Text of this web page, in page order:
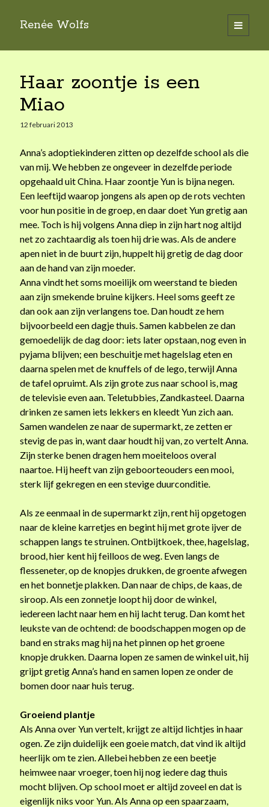
Renée Wolfs
o
p
n
n
u
S
i
d
e
b
a
r
Wereldkind
De Adoptiedialoog
De Cirkel van Verbinding
Interviews
Adoption Conversations
More Adoption Conversations
Healing for Adults Who Grew Up in Adoption or Foster
Care
FAQ / About me
Nieuwsfeed
Ontvang updates van mijn blog via facebook, twitter of rss (zie
hierboven) of vul je emailadres in:
Your email:
Ik gebruik je emailadres nooit voor andere doeleinden.
Categorieën
adoptie
artikel
boekrecensie
column
kort verhaal
nieuws
opvoeding
pleegzorg
verbinding
verlies en rouw
Recente berichten
Afscheid
Begrip, grootste cadeau voor kind met trauma
Stabiele, sensitieve zorg helpt adoptiekinderen
Een volwassen generatie rouwt en geeft betekenis
Haar zoontje is een Miao
Haar zoontje is een
Miao
12 februari 2013
Anna’s adoptiekinderen zitten op dezelfde school als die
van mij. We hebben ze ongeveer in dezelfde periode
opgehaald uit China. Haar zoontje Yun is bijna negen.
Een leeftijd waarop jongens als apen op de rots vechten
voor hun positie in de groep, en daar doet Yun gretig aan
mee. Toch is hij volgens Anna diep in zijn hart nog altijd
net zo zachtaardig als toen hij drie was. Als de andere
apen niet in de buurt zijn, huppelt hij gretig de dag door
aan de hand van zijn moeder.
Anna vindt het soms moeilijk om weerstand te bieden
aan zijn smekende bruine kijkers. Heel soms geeft ze
dan ook aan zijn verlangens toe. Dan houdt ze hem
bijvoorbeeld een dagje thuis. Samen kabbelen ze dan
gemoedelijk de dag door: iets later opstaan, nog even in
pyjama blijven; een beschuitje met hagelslag eten en
daarna spelen met de knuffels of de lego, terwijl Anna
de tafel opruimt. Als zijn grote zus naar school is, mag
de televisie even aan. Teletubbies, Zandkasteel. Daarna
drinken ze samen iets lekkers en kleedt Yun zich aan.
Samen wandelen ze naar de supermarkt, ze zetten er
stevig de pas in, want daar houdt hij van, zo vertelt Anna.
Zijn sterke benen dragen hem moeiteloos overal
naartoe. Hij heeft van zijn geboorteouders een mooi,
sterk lijf gekregen en een stevige duurconditie.
Als ze eenmaal in de supermarkt zijn, rent hij opgetogen
naar de kleine karretjes en begint hij met grote ijver de
schappen langs te struinen. Ontbijtkoek, thee, hagelslag,
brood, hier kent hij feilloos de weg. Even langs de
flesseneter, op de knopjes drukken, de groente afwegen
en het bonnetje plakken. Dan naar de chips, de kaas, de
siroop. Als een zonnetje loopt hij door de winkel,
iedereen lacht naar hem en hij lacht terug. Dan komt het
leukste van de ochtend: de boodschappen mogen op de
band en straks mag hij na het pinnen op het groene
knopje drukken. Daarna lopen ze samen de winkel uit, hij
grijpt gretig Anna’s hand en samen lopen ze onder de
bomen door naar huis terug.
Groeiend plantje
Als Anna over Yun vertelt, krijgt ze altijd lichtjes in haar
ogen. Ze zijn duidelijk een goeie match, dat vind ik altijd
heerlijk om te zien. Allebei hebben ze een beetje
heimwee naar vroeger, toen hij nog iedere dag thuis
mocht blijven. Op school moet er altijd zoveel en dat is
eigenlijk niks voor Yun. Als Anna op een spaarzaam,